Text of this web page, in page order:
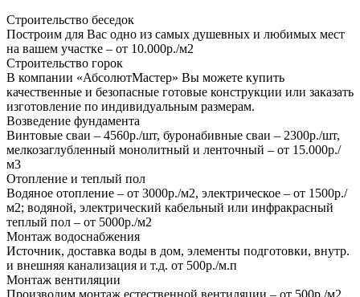
Строительство беседок
Построим для Вас одно из самых душевных и любимых мест
на вашем участке – от 10.000р./м2
Строительство горок
В компании «АбсолютМастер» Вы можете купить
качественные и безопасные готовые конструкции или заказать
изготовление по индивидуальным размерам.
Возведение фундамента
Винтовые сваи – 4560р./шт, буронабивные сваи – 2300р./шт,
мелкозаглубленный монолитный и ленточный – от 15.000р./
м3
Отопление и теплый пол
Водяное отопление – от 3000р./м2, электрическое – от 1500р./
м2; водяной, электрический кабельный или инфракрасный
теплый пол – от 5000р./м2
Монтаж водоснабжения
Источник, доставка воды в дом, элементы подготовки, внутр.
и внешняя канализация и т.д. от 500р./м.п
Монтаж вентиляции
Производим монтаж естественной вентиляции – от 500р./м2